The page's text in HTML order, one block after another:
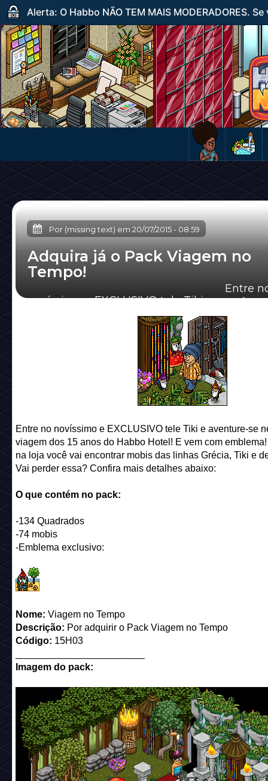
Alerta: O Habbo NÃO TEM MAIS MODERADORES.
Por (missing text) em 20/07/2015- 08:59
Adquira já o Pack Viagem no
Tempo!
Entre
novíssimo e EXCLUSIVO tele Tiki e
Entre no novíssimo e EXCLUSIVO tele Tiki e aventure-se
viagem dos 15 anos do Habbo Hotel! E vem com emblema!
na loja você vai encontrar mobis das linhas Grécia, Tiki e
Vai perder essa? Confira mais detalhes abaixo:
O que contém no pack:
-134 Quadrados
-74 mobis
-Emblema exclusivo:
Nome: Viagem no Tempo
Descrição: Por adquirir o Pack Viagem no Tempo
Código: 15H03
Imagem do pack: